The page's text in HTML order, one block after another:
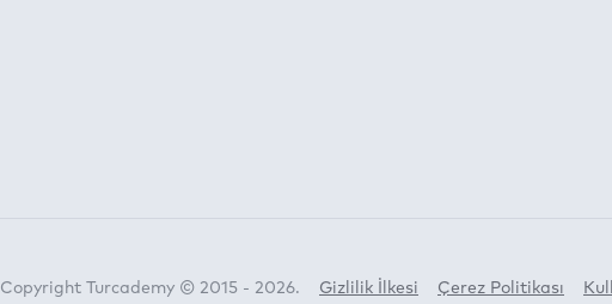
Copyright Turcademy © 2015 - 2026. Gizlilik İlkesi Çerez Politikası